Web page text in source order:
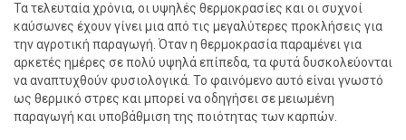
Τα τελευταία χρόνια, οι υψηλές θερμοκρασίες και οι συχνοί
καύσωνες έχουν γίνει μια από τις μεγαλύτερες προκλήσεις για
την αγροτική παραγωγή. Όταν η θερμοκρασία παραμένει για
αρκετές ημέρες σε πολύ υψηλά επίπεδα, τα φυτά δυσκολεύονται
να αναπτυχθούν φυσιολογικά. Το φαινόμενο αυτό είναι γνωστό
ως θερμικό στρες και μπορεί να οδηγήσει σε μειωμένη
παραγωγή και υποβάθμιση της ποιότητας των καρπών.